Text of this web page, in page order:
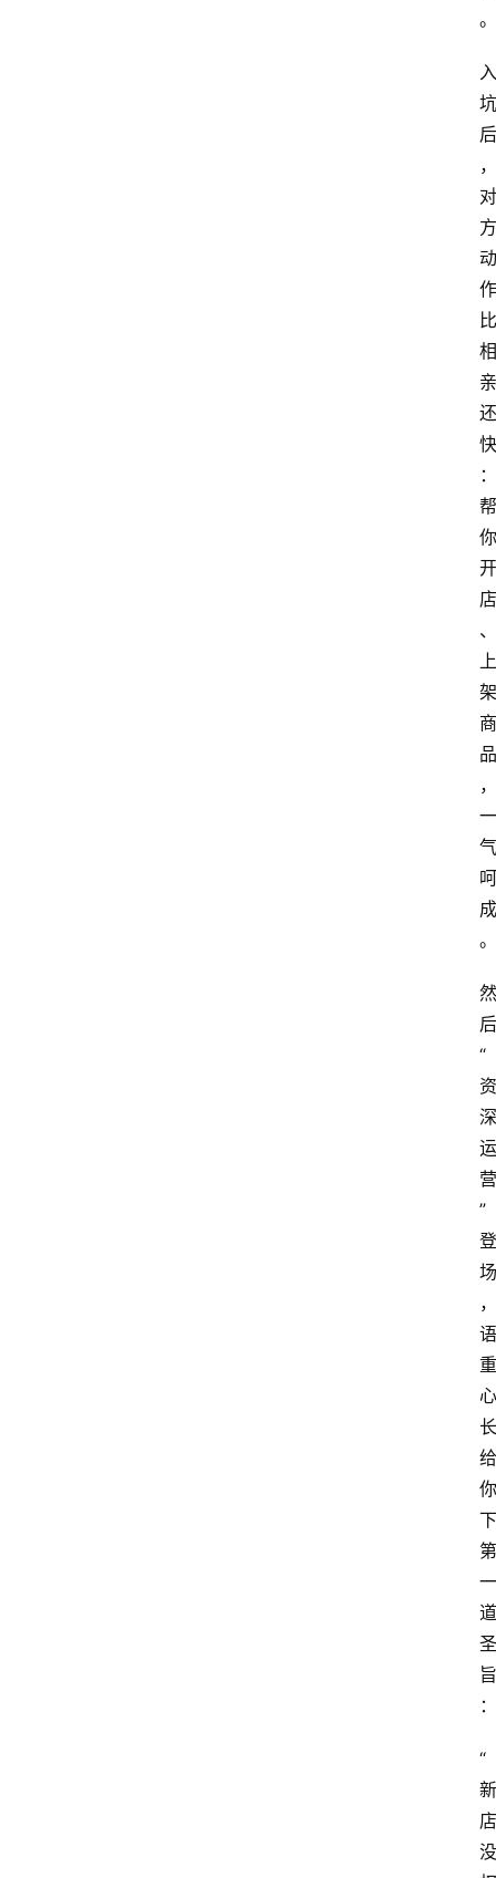
。
入
坑
后
，
对
方
动
作
比
相
亲
还
快
：
帮
你
开
店
、
上
架
商
品
，
一
气
呵
成
。
然
后
“
资
深
运
营
”
登
场
，
语
重
心
长
给
你
下
第
一
道
圣
旨
：
“
新
店
没